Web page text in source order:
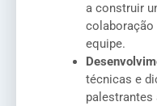
a construir
colaboração
equipe.
técnicas e
palestrantes